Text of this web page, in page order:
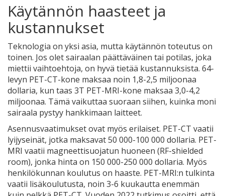
Käytännön haasteet ja
kustannukset
Teknologia on yksi asia, mutta käytännön toteutus on
toinen. Jos olet sairaalan päättäväinen tai potilas, joka
miettii vaihtoehtoja, on hyvä tietää kustannuksista. 64-
levyn PET-CT-kone maksaa noin 1,8-2,5 miljoonaa
dollaria, kun taas 3T PET-MRI-kone maksaa 3,0-4,2
miljoonaa. Tämä vaikuttaa suoraan siihen, kuinka moni
sairaala pystyy hankkimaan laitteet.
Asennusvaatimukset ovat myös erilaiset. PET-CT vaatii
lyijyseinät, jotka maksavat 50 000-100 000 dollaria. PET-
MRI vaatii magneettisuojatun huoneen (RF-shielded
room), jonka hinta on 150 000-250 000 dollaria. Myös
henkilökunnan koulutus on haaste. PET-MRI:n tulkinta
vaatii lisäkoulutusta, noin 3-6 kuukautta enemmän